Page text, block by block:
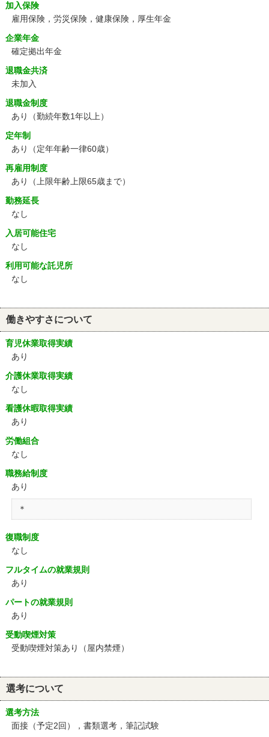
加入保険
雇用保険，労災保険，健康保険，厚生年金
企業年金
確定拠出年金
退職金共済
未加入
退職金制度
あり（勤続年数1年以上）
定年制
あり
（定年年齢一律60歳）
再雇用制度
あり
（上限年齢上限65歳まで）
勤務延長
なし
入居可能住宅
なし
利用可能な託児所
なし
働きやすさについて
育児休業取得実績
あり
介護休業取得実績
なし
看護休暇取得実績
あり
労働組合
なし
職務給制度
あり
＊
復職制度
なし
フルタイムの就業規則
あり
パートの就業規則
あり
受動喫煙対策
受動喫煙対策あり（屋内禁煙）
選考について
選考方法
面接（予定2回），書類選考，筆記試験